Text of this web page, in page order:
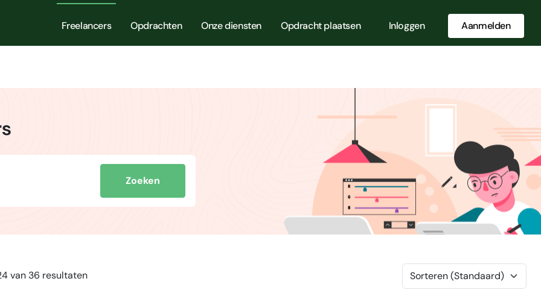
Freelancers Opdrachten Onze diensten Opdracht plaatsen Inloggen Aanmelden
Zoeken
van 36 resultaten